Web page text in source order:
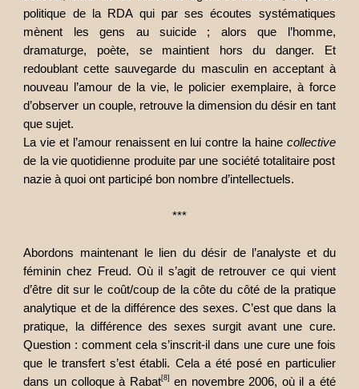
politique de la RDA qui par ses écoutes systématiques
mènent les gens au suicide ; alors que l’homme,
dramaturge, poète, se maintient hors du danger. Et
redoublant cette sauvegarde du masculin en acceptant à
nouveau l’amour de la vie, le policier exemplaire, à force
d’observer un couple, retrouve la dimension du désir en tant
que sujet.
La vie et l’amour renaissent en lui contre la haine collective
de la vie quotidienne produite par une société totalitaire post
nazie à quoi ont participé bon nombre d’intellectuels.
***
Abordons maintenant le lien du désir de l’analyste et du
féminin chez Freud. Où il s’agit de retrouver ce qui vient
d’être dit sur le coût/coup de la côte du côté de la pratique
analytique et de la différence des sexes. C’est que dans la
pratique, la différence des sexes surgit avant une cure.
Question : comment cela s’inscrit-il dans une cure une fois
que le transfert s’est établi. Cela a été posé en particulier
dans un colloque à Rabat[8]
en novembre 2006, où il a été